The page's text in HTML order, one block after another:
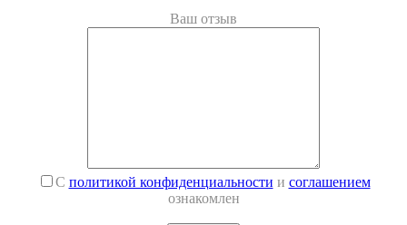
Ваш отзыв
С политикой конфиденциальности и соглашением
ознакомлен